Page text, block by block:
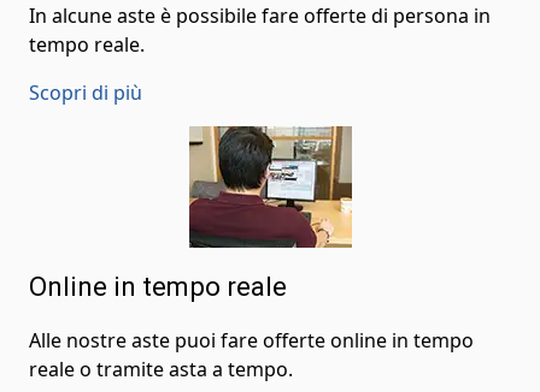
In alcune aste è possibile fare offerte di persona in
tempo reale.
Scopri di più
Online in tempo reale
Alle nostre aste puoi fare offerte online in tempo
reale o tramite asta a tempo.